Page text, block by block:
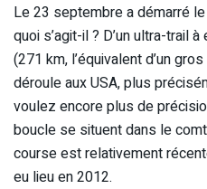
Le 23 septembre a démarré
quoi s’agit-il ? D’un ultra-trail
(271 km, l’équivalent d’un
déroule aux USA, plus
voulez encore plus de
boucle se situent dans le
course est relativement
eu lieu en 2012.